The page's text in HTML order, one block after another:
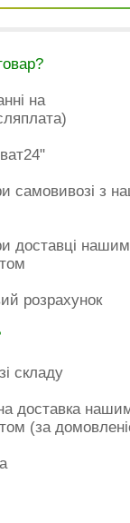
на
самовивозі з
доставці нашим
розрахунок
складу
доставка
(за